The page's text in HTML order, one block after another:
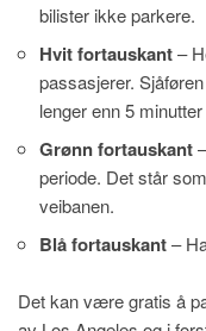
bilister ikke parkere.
Hvit fortauskant–
passasjerer.
lenger enn 5
Grønn fortauskant
periode. Det står
veibanen.
Blå fortauskant–
Det kan være gratis å